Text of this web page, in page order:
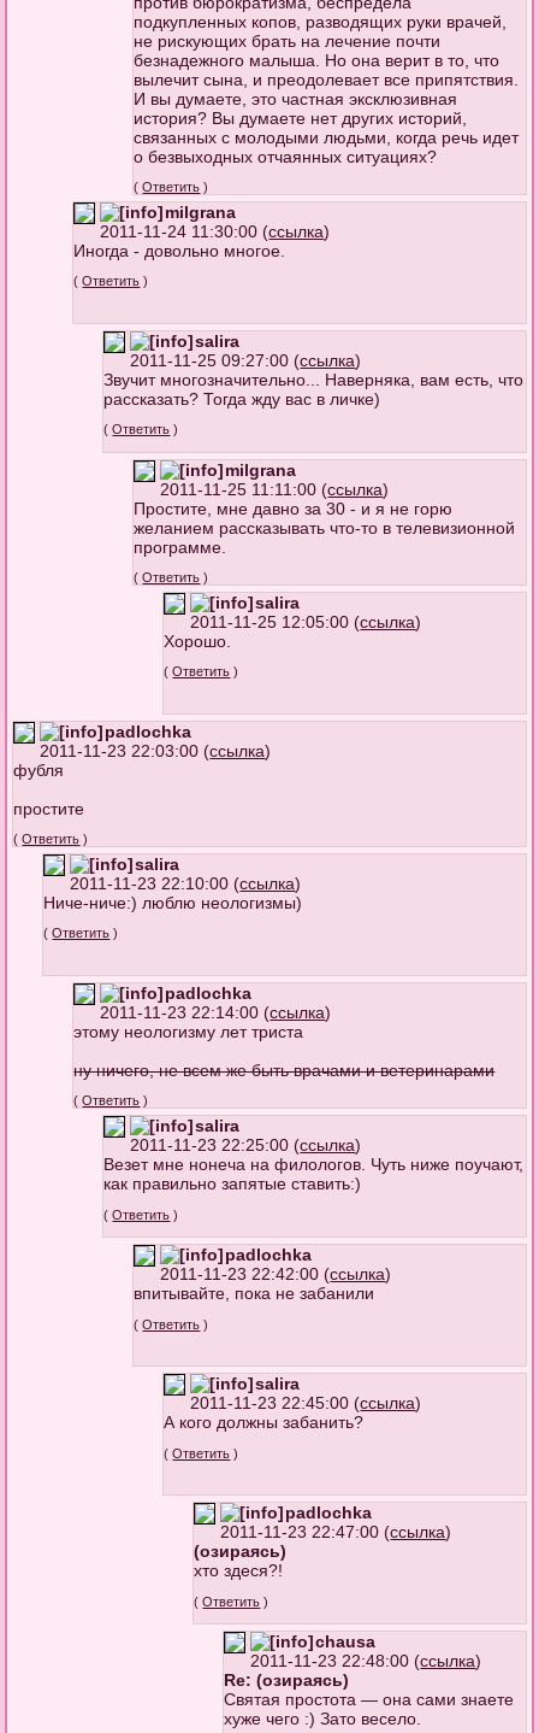
подкупленных копов, разводящих руки врачей,
не рискующих брать на лечение почти
безнадежного малыша. Но она верит в то, что
вылечит сына, и преодолевает все припятствия.
И вы думаете, это частная эксклюзивная
история? Вы думаете нет других историй,
связанных с молодыми людьми, когда речь идет
о безвыходных отчаянных ситуациях?
(Ответить )
milgrana
2011-11-24 11:30:00 (ссылка)
Иногда - довольно многое.
(Ответить )
salira
2011-11-25 09:27:00 (ссылка)
Звучит многозначительно... Наверняка, вам есть, что
рассказать? Тогда жду вас в личке)
(Ответить )
milgrana
2011-11-25 11:11:00 (ссылка)
Простите, мне давно за 30 - и я не горю
желанием рассказывать что-то в телевизионной
программе.
(Ответить )
salira
2011-11-25 12:05:00 (ссылка)
Хорошо.
(Ответить )
padlochka
2011-11-23 22:03:00 (ссылка)
фубля
простите
(Ответить )
salira
2011-11-23 22:10:00 (ссылка)
Ниче-ниче:) люблю неологизмы)
(Ответить )
padlochka
2011-11-23 22:14:00 (ссылка)
этому неологизму лет триста
ну ничего, не всем же быть врачами и ветеринарами
(Ответить )
salira
2011-11-23 22:25:00 (ссылка)
Везет мне нонеча на филологов. Чуть ниже поучают,
как правильно запятые ставить:)
(Ответить )
padlochka
2011-11-23 22:42:00 (ссылка)
впитывайте, пока не забанили
(Ответить )
salira
2011-11-23 22:45:00 (ссылка)
А кого должны забанить?
(Ответить )
padlochka
2011-11-23 22:47:00 (ссылка)
(озираясь)
хто здеся?!
(Ответить )
chausa
2011-11-23 22:48:00 (ссылка)
Re: (озираясь)
Святая простота — она сами знаете
хуже чего :) Зато весело.